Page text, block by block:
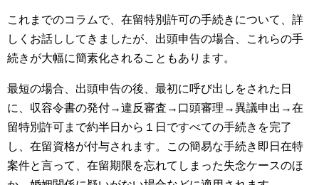
これまでのコラムで、在留特別許可の手続きについて、詳
しくお話ししてきましたが、出頭申告の場合、これらの手
続きが大幅に簡素化されることもあります。
最短の場合、出頭申告の後、最初に呼び出しをされた日
に、収容令書の発付→違反審査→口頭審理→異議申出→在
留特別許可まで約半日から１日ですべての手続きを完了
し、在留資格が付与されます。この簡易な手続き即日在特
案件と言って、在留期限を忘れてしまった失念ケースのほ